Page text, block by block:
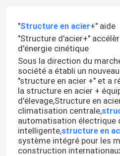
"Structure en acier+" aide
"Structure d'acier+"
d'énergie cinétique
Sous la direction du
société a établi un
"structure en acier +" et a
la structure en acier +
d'élevage,Structure en
climatisation centrale,
automatisation électrique
intelligente,structure en
système intégré pour les
construction